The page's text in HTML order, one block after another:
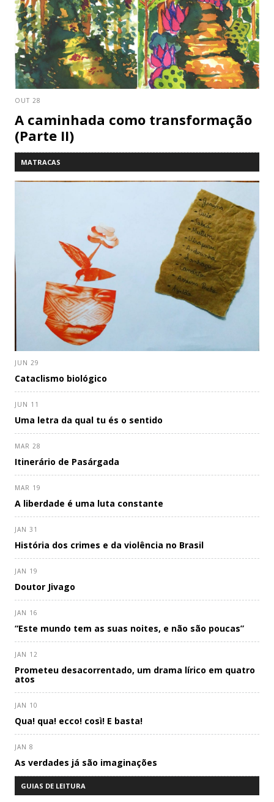
OUT 28
A caminhada como transformação
(Parte II)
MATRACAS
JUN 29
Cataclismo biológico
JUN 11
Uma letra da qual tu és o sentido
MAR 28
Itinerário de Pasárgada
MAR 19
A liberdade é uma luta constante
JAN 31
História dos crimes e da violência no Brasil
JAN 19
Doutor Jivago
JAN 16
“Este mundo tem as suas noites, e não são poucas”
JAN 12
Prometeu desacorrentado, um drama lírico em quatro
atos
JAN 10
Qua! qua! ecco! così! E basta!
JAN 8
As verdades já são imaginações
GUIAS DE LEITURA